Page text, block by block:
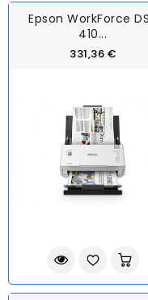
Epson WorkForce
410...
331,36 €